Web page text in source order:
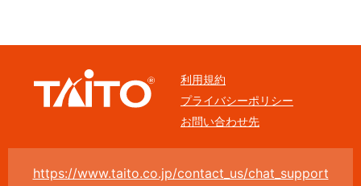
利用規約
プライバシーポリシー
お問い合わせ先
https://www.taito.co.jp/contact_us/chat_support